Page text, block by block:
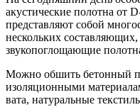
акустические полотна от
представляют собой
нескольких
звукопоглощающие
Можно обшить бетонный
изоляционными
вата, натуральные